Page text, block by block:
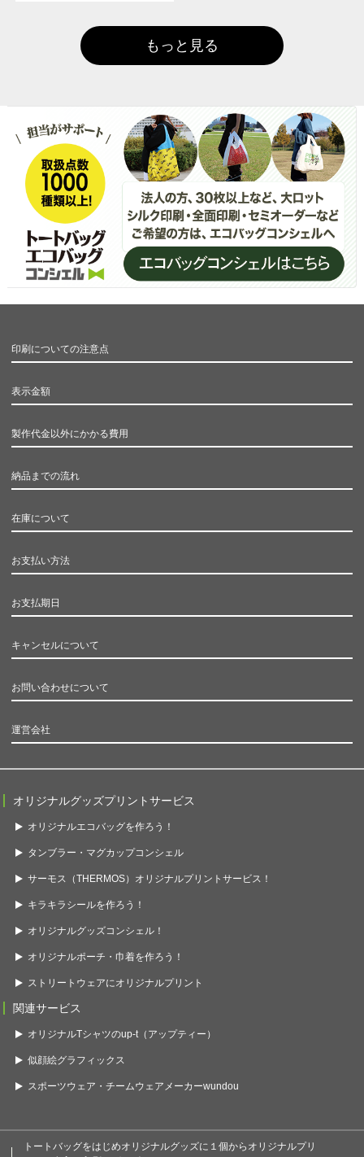
もっと見る
印刷についての注意点
表示金額
製作代金以外にかかる費用
納品までの流れ
在庫について
お支払い方法
お支払期日
キャンセルについて
お問い合わせについて
運営会社
オリジナルグッズプリントサービス
オリジナルエコバッグを作ろう！
タンブラー・マグカップコンシェル
サーモス（THERMOS）オリジナルプリントサービス！
キラキラシールを作ろう！
オリジナルグッズコンシェル！
オリジナルポーチ・巾着を作ろう！
ストリートウェアにオリジナルプリント
関連サービス
オリジナルTシャツのup-t（アップティー）
似顔絵グラフィックス
スポーツウェア・チームウェアメーカーwundou
トートバッグをはじめオリジナルグッズに１個からオリジナルプリ